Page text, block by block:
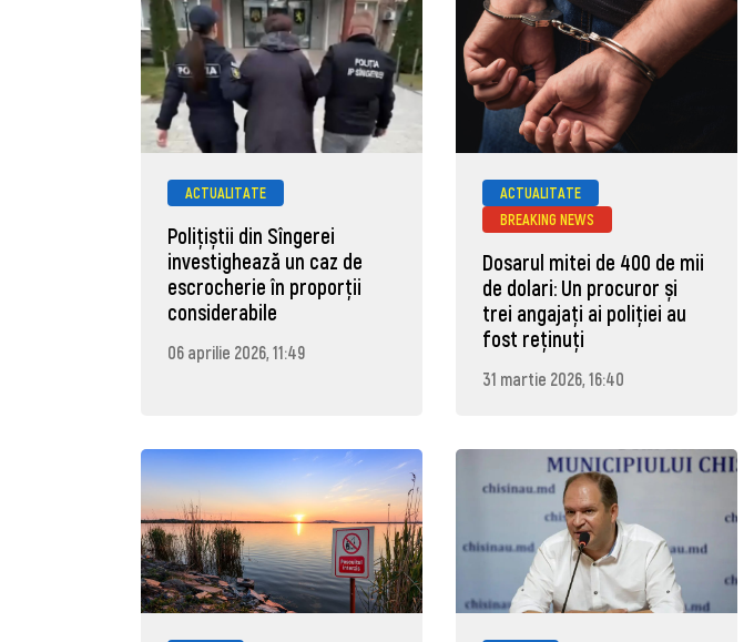
ACTUALITATE
Polițiștii din Sîngerei
investighează un caz de
escrocherie în proporții
considerabile
06 aprilie 2026, 11:49
ACTUALITATE
BREAKING NEWS
Dosarul mitei de 400 de mii
de dolari: Un procuror și
trei angajați ai poliției au
fost reținuți
31 martie 2026, 16:40